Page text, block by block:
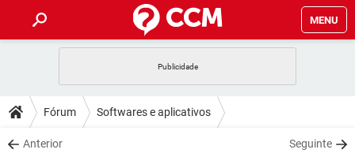
MENU
CELULAR FACEBOOK
OUTLOOK
DICAS
JOGOS WHATSAPP
DOWNLOADS
Fórum Softwares e aplicativos
Anterior Seguinte